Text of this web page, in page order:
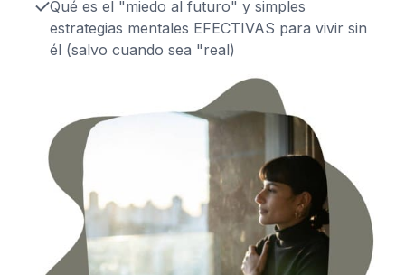
Qué es el "miedo al futuro" y simples
estrategias mentales EFECTIVAS para vivir sin
él (salvo cuando sea "real)